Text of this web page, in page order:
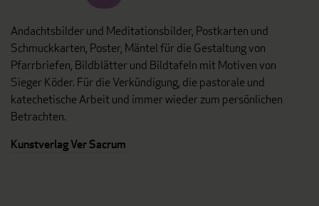
Andachtsbilder und Meditationsbilder, Postkarten und
Schmuckkarten, Poster, Mäntel für die Gestaltung von
Pfarrbriefen, Bildblätter und Bildtafeln mit Motiven von
Sieger Köder. Für die Verkündigung, die pastorale und
katechetische Arbeit und immer wieder zum persönlichen
Betrachten.
Kunstverlag Ver Sacrum